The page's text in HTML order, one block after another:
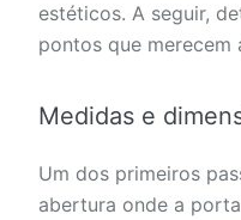
estéticos. A seguir,
pontos que merecem
Medidas e
Um dos primeiros
abertura onde a